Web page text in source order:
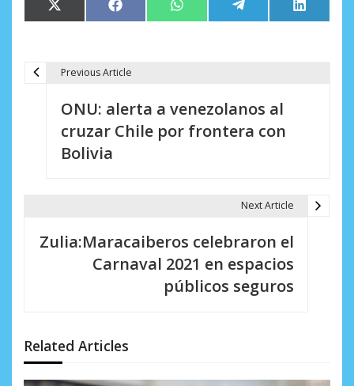
Compartir
en
X
(Twitter)
Compartir
en
Facebook Compartir
en
WhatsApp Compartir
en
Telegram
en
LinkedIn
n
d
Previous Article
ONU: alerta a venezolanos al
cruzar Chile por frontera con
Bolivia
Next Article
Zulia:Maracaiberos celebraron el
Carnaval 2021 en espacios
públicos seguros
Related Articles